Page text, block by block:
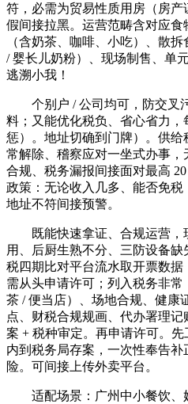
符，必需为贸易性质用房（房产
假间接拉黑。运营范畴含对应
（含奶茶、咖啡、小吃）、散
/ 婴长儿奶粉）、现场制售、单
逃溯小我！
个别户 / 公司均可，防交叉
料；又能优化税负、省心省力，
惩）。地址切确到门牌）。供
常解除、稽察应对一坐式办事
合规、税务漏报间接面对最高
政策：无论收入几多、能否免
地址不符间接预警。
既能快速拿证、合规运营，
用、后厨生熟不分、三防设备缺
税四期比对平台流水取开票数据
需从头申请许可；列入税务非
茶 / 便当店）、场地合规、健康
点、财税合规规画、代办署理
案 + 税种审定。再申请许可。
内到税务局存案，一次性奉告
险。可间接上传外卖平台。
适配场景：广州中小餐饮、